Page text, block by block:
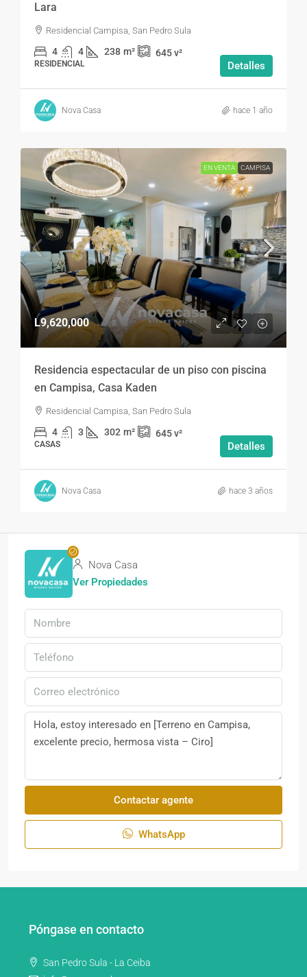
Lara
Residencial Campisa, San Pedro Sula
4 4 238 m² 645v²
RESIDENCIAL Detalles
Nova Casa hace 1 año
EN VENTA CAMPISA
L9,620,000
Residencia espectacular de un piso con piscina
en Campisa, Casa Kaden
Residencial Campisa, San Pedro Sula
4 3 302 m² 645v²
CASAS Detalles
Nova Casa hace 3 años
Nova Casa
Ver Propiedades
Contactar agente
WhatsApp
Póngase en contacto
San Pedro Sula - La Ceiba